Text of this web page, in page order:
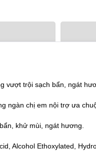
vượt trội sạch bẩn, ngát
ngàn chị em nội trợ ưa
khử mùi, ngát hương.
Alcohol Ethoxylated,